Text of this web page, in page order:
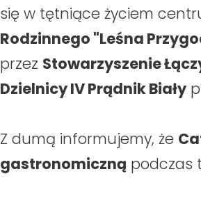
się w tętniące życiem
Rodzinnego "Leśna
przez Stowarzyszenie
Dzielnicy IV Prądnik Biały
Z dumą informujemy, że
gastronomiczną podczas